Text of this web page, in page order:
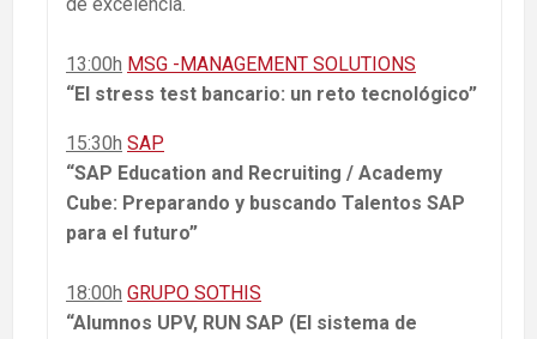
13:00h MSG -MANAGEMENT SOLUTIONS
“El stress test bancario: un reto tecnológico”
15:30h SAP
“SAP Education and Recruiting / Academy
Cube: Preparando y buscando Talentos SAP
para el futuro”
18:00h GRUPO SOTHIS
“Alumnos UPV, RUN SAP (El sistema de